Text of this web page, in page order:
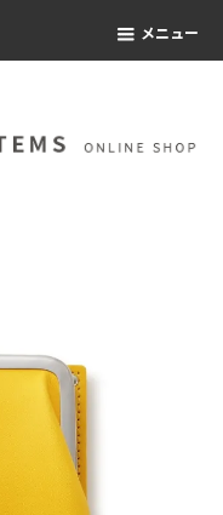
メニュー